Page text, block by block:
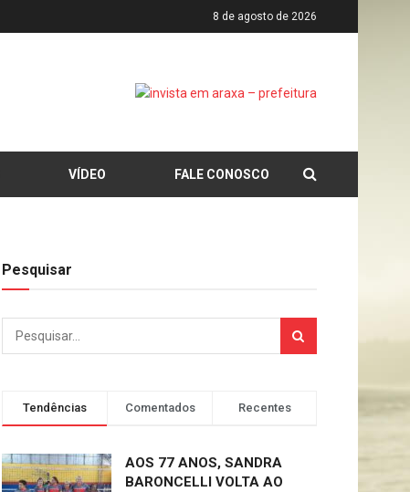
8 de agosto de 2026
VÍDEO FALE CONOSCO
Pesquisar
Tendências Comentados Recentes
AOS 77 ANOS, SANDRA
BARONCELLI VOLTA AO